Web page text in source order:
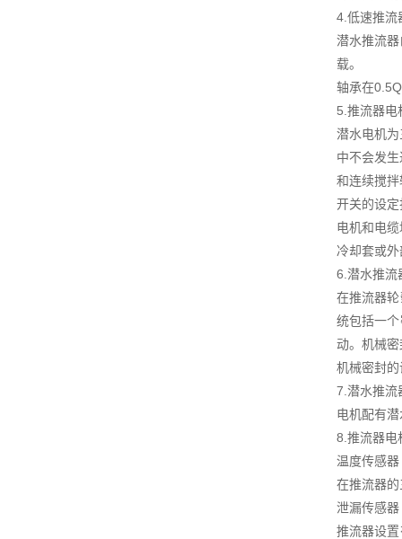
4.低速推流
潜水推流
载。
轴承在
5.推流器电
潜水电机
中不会发
和连续搅
开关的设
电机和电
冷却套或
6.潜水推流
在推流器
统包括一
动。机械
机械密封
7.潜水推流
电机配有
8.推流器电
温度传感器
在推流器
泄漏传感器
推流器设